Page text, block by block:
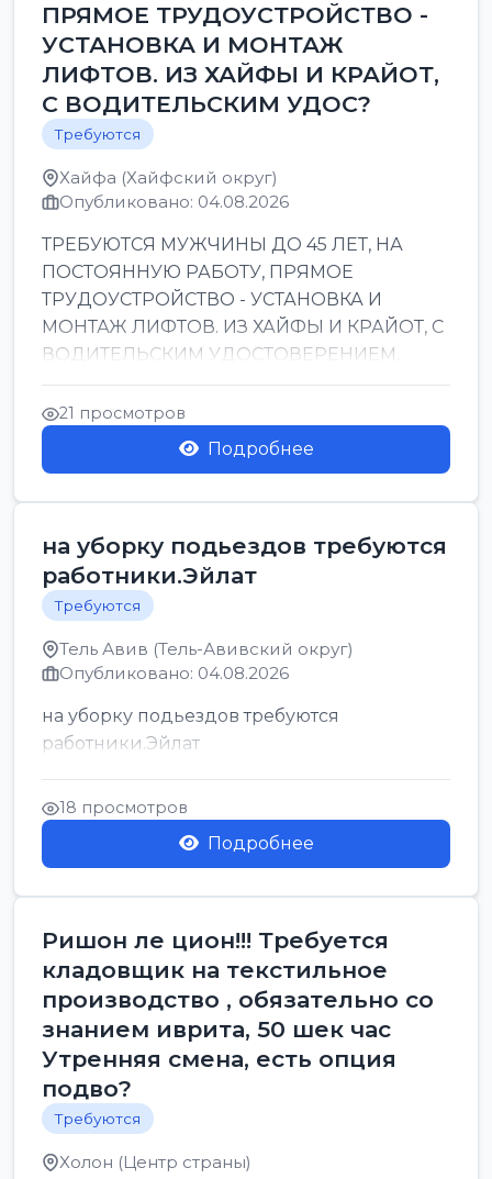
ПРЯМОЕ ТРУДОУСТРОЙСТВО -
УСТАНОВКА И МОНТАЖ
ЛИФТОВ. ИЗ ХАЙФЫ И КРАЙОТ,
С ВОДИТЕЛЬСКИМ УДОС?
Требуются
Хайфа (Хайфский округ)
Опубликовано: 04.08.2026
ТРЕБУЮТСЯ МУЖЧИНЫ ДО 45 ЛЕТ, НА
ПОСТОЯННУЮ РАБОТУ, ПРЯМОЕ
ТРУДОУСТРОЙСТВО - УСТАНОВКА И
МОНТАЖ ЛИФТОВ. ИЗ ХАЙФЫ И КРАЙОТ, С
ВОДИТЕЛЬСКИМ УДОСТОВЕРЕНИЕМ,
ПРИВЕТСТВУЮТСЯ НАВЫКИ СВАРЩИКА.
ОБУЧЕНИЕ В ПРОЦ...
21 просмотров
Подробнее
на уборку подьездов требуются
работники.Эйлат
Требуются
Тель Авив (Тель-Авивский округ)
Опубликовано: 04.08.2026
на уборку подьездов требуются
работники.Эйлат
18 просмотров
Подробнее
Ришон ле цион!!! Требуется
кладовщик на текстильное
производство , обязательно со
знанием иврита, 50 шек час
Утренняя смена, есть опция
подво?
Требуются
Холон (Центр страны)